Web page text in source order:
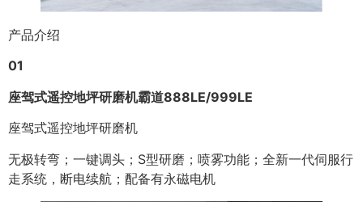
产品介绍
01
座驾式遥控地坪研磨机霸道888LE/999LE
座驾式遥控地坪研磨机
无极转弯；一键调头；S型研磨；喷雾功能；全新一代伺服行
走系统，断电续航；配备有永磁电机